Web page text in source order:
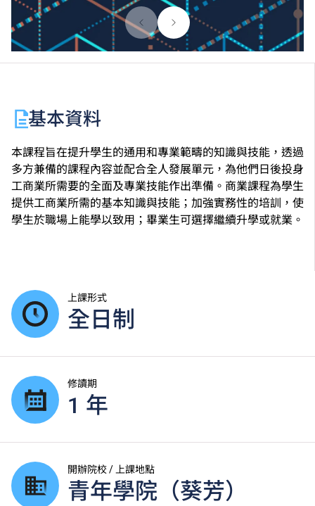
基本資料
本課程旨在提升學生的通用和專業範疇的知識與技能，透過
多方兼備的課程內容並配合全人發展單元，為他們日後投身
工商業所需要的全面及專業技能作出準備。商業課程為學生
提供工商業所需的基本知識與技能；加強實務性的培訓，使
學生於職場上能學以致用；畢業生可選擇繼續升學或就業。
上課形式
全日制
修讀期
1 年
開辦院校 / 上課地點
青年學院（葵芳）